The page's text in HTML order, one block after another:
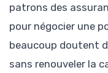
patrons des
pour négocier une
beaucoup doutent
sans renouveler la